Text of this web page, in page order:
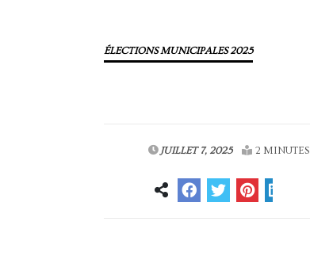
ÉLECTIONS MUNICIPALES 2025
JUILLET 7, 2025 2 MINUTES